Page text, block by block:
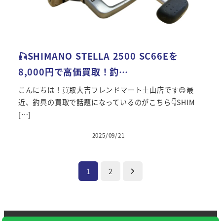
🎣SHIMANO STELLA 2500 SC66Eを
8,000円で高価買取！釣…
こんにちは！買取大吉フレンドマート土山店です😊最
近、釣具の買取で話題になっているのがこちら👇SHIM
[…]
投稿日
2025/09/21
の
1 2